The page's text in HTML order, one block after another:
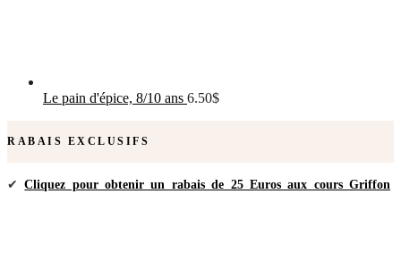
Le pain d'épice, 8/10 ans 6.50$
RABAIS EXCLUSIFS
✔Cliquez pour obtenir un rabais de 25 Euros aux cours Griffon